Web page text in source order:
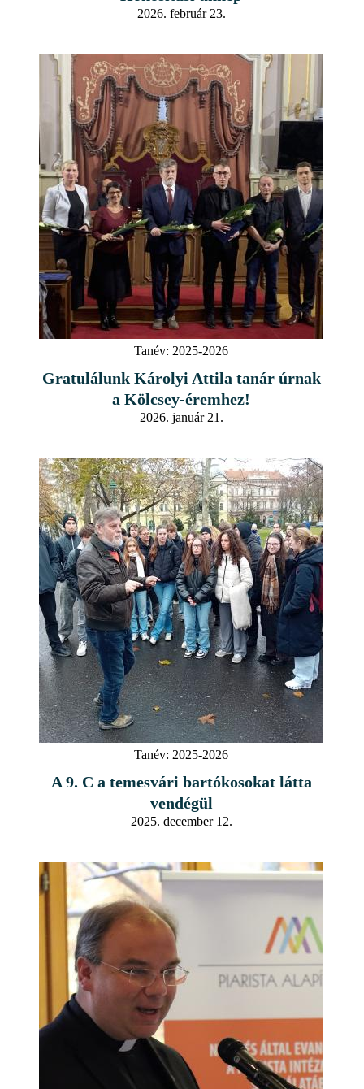
2026. február 23.
Tanév: 2025-2026
Gratulálunk Károlyi Attila tanár úrnak
a Kölcsey-éremhez!
2026. január 21.
Tanév: 2025-2026
A 9. C a temesvári bartókosokat látta
vendégül
2025. december 12.